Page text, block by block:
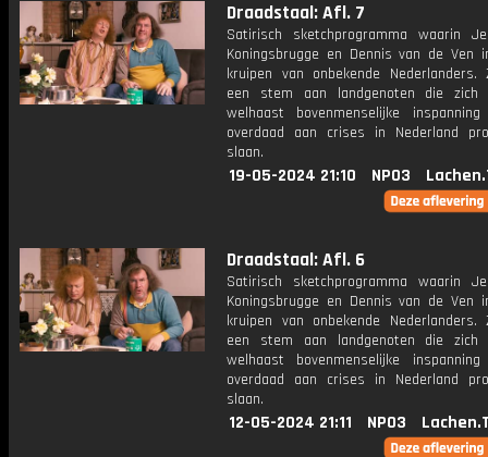
Draadstaal: Afl. 7
Satirisch sketchprogramma waarin
Koningsbrugge en Dennis van de Ven
kruipen van onbekende Nederlanders.
een stem aan landgenoten die
welhaast bovenmenselijke
overdaad aan crises in Nederland
slaan.
19-05-2024 21:10 NPO3
Draadstaal: Afl. 6
Satirisch sketchprogramma waarin
Koningsbrugge en Dennis van de Ven
kruipen van onbekende Nederlanders.
een stem aan landgenoten die
welhaast bovenmenselijke
overdaad aan crises in Nederland
slaan.
12-05-2024 21:11 NPO3